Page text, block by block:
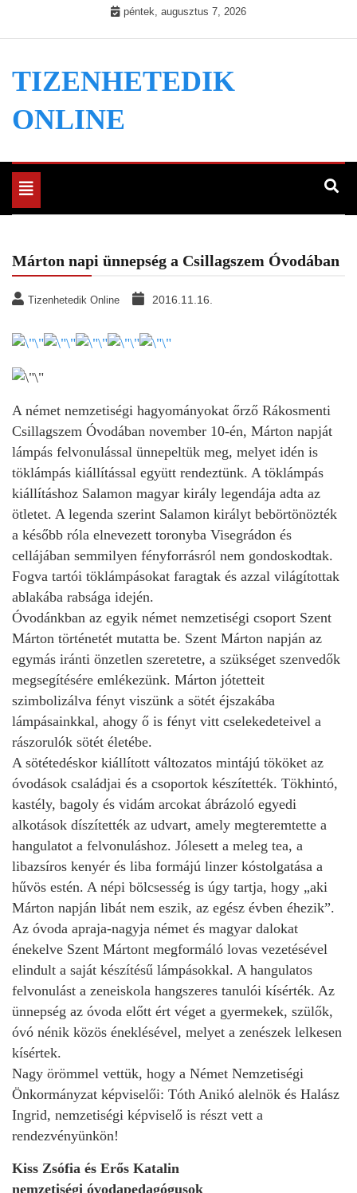
péntek, augusztus 7, 2026
TIZENHETEDIK
ONLINE
Toggle
navigation
Márton napi ünnepség a Csillagszem Óvodában
Tizenhetedik Online 2016.11.16.
A német nemzetiségi hagyományokat őrző Rákosmenti
Csillagszem Óvodában november 10-én, Márton napját
lámpás felvonulással ünnepeltük meg, melyet idén is
töklámpás kiállítással együtt rendeztünk. A töklámpás
kiállításhoz Salamon magyar király legendája adta az
ötletet. A legenda szerint Salamon királyt bebörtönözték
a később róla elnevezett toronyba Visegrádon és
cellájában semmilyen fényforrásról nem gondoskodtak.
Fogva tartói töklámpásokat faragtak és azzal világítottak
ablakába rabsága idején.
Óvodánkban az egyik német nemzetiségi csoport Szent
Márton történetét mutatta be. Szent Márton napján az
egymás iránti önzetlen szeretetre, a szükséget szenvedők
megsegítésére emlékezünk. Márton jótetteit
szimbolizálva fényt viszünk a sötét éjszakába
lámpásainkkal, ahogy ő is fényt vitt cselekedeteivel a
rászorulók sötét életébe.
A sötétedéskor kiállított változatos mintájú tököket az
óvodások családjai és a csoportok készítették. Tökhintó,
kastély, bagoly és vidám arcokat ábrázoló egyedi
alkotások díszítették az udvart, amely megteremtette a
hangulatot a felvonuláshoz. Jólesett a meleg tea, a
libazsíros kenyér és liba formájú linzer kóstolgatása a
hűvös estén. A népi bölcsesség is úgy tartja, hogy „aki
Márton napján libát nem eszik, az egész évben éhezik”.
Az óvoda apraja-nagyja német és magyar dalokat
énekelve Szent Mártont megformáló lovas vezetésével
elindult a saját készítésű lámpásokkal. A hangulatos
felvonulást a zeneiskola hangszeres tanulói kísérték. Az
ünnepség az óvoda előtt ért véget a gyermekek, szülők,
óvó nénik közös éneklésével, melyet a zenészek lelkesen
kísértek.
Nagy örömmel vettük, hogy a Német Nemzetiségi
Önkormányzat képviselői: Tóth Anikó alelnök és Halász
Ingrid, nemzetiségi képviselő is részt vett a
rendezvényünkön!
Kiss Zsófia és Erős Katalin
nemzetiségi óvodapedagógusok